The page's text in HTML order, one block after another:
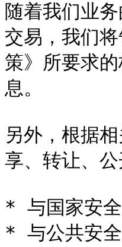
随着我们业
交易，我们
策》所要求
息。
另外，根据
享、转让、
* 与国家安
* 与公共安全